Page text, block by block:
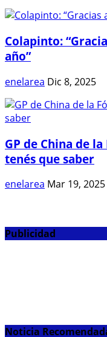
Colapinto:
año”
enelarea Dic 8, 2025
GP de China de
tenés que saber
enelarea Mar 19, 2025
Publicidad
Noticia